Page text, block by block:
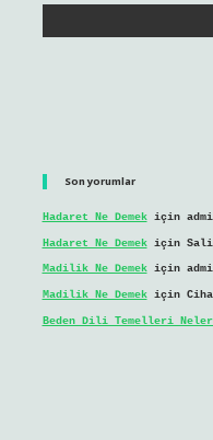
Son yorumlar
Hadaret Ne Demekiçin
Hadaret Ne Demekiçin
Madilik Ne Demekiçin
Madilik Ne Demekiçin
Beden Dili Temelleri